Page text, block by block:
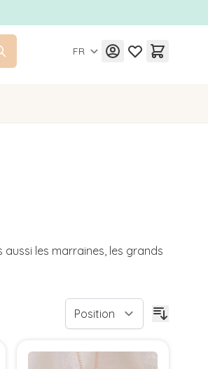
FR
les marraines, les grands